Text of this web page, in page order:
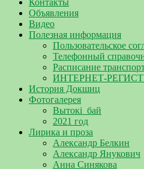
Контакты
Объявления
Видео
Полезная информация
Пользовательское
Телефонный
Расписание
ИНТЕРНЕТ-
История Докшиц
Фотогалерея
Вытокі_бай
2021 год
Лирика и проза
Александр Белкин
Александр Янукович
Анна Синякова